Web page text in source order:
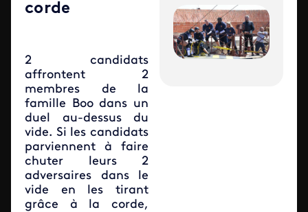
corde
2 candidats
affrontent 2
membres de la
famille Boo dans un
duel au-dessus du
vide. Si les candidats
parviennent à faire
chuter leurs 2
adversaires dans le
vide en les tirant
grâce à la corde,